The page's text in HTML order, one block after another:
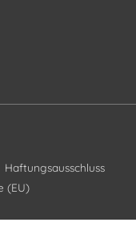
Haftungsausschluss
(EU)